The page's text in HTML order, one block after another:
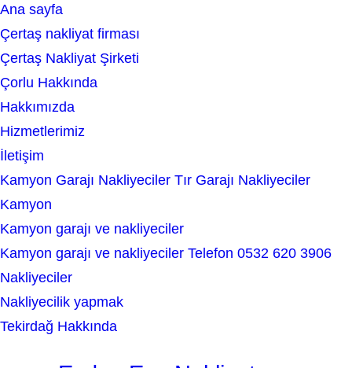
e
a
r
c
h
Ana sayfa
Çertaş nakliyat firması
Çertaş Nakliyat Şirketi
Çorlu Hakkında
Hakkımızda
Hizmetlerimiz
İletişim
Kamyon Garajı Nakliyeciler Tır Garajı Nakliyeciler
Kamyon
Kamyon garajı ve nakliyeciler
Kamyon garajı ve nakliyeciler Telefon 0532 620 3906
Nakliyeciler
Nakliyecilik yapmak
Tekirdağ Hakkında